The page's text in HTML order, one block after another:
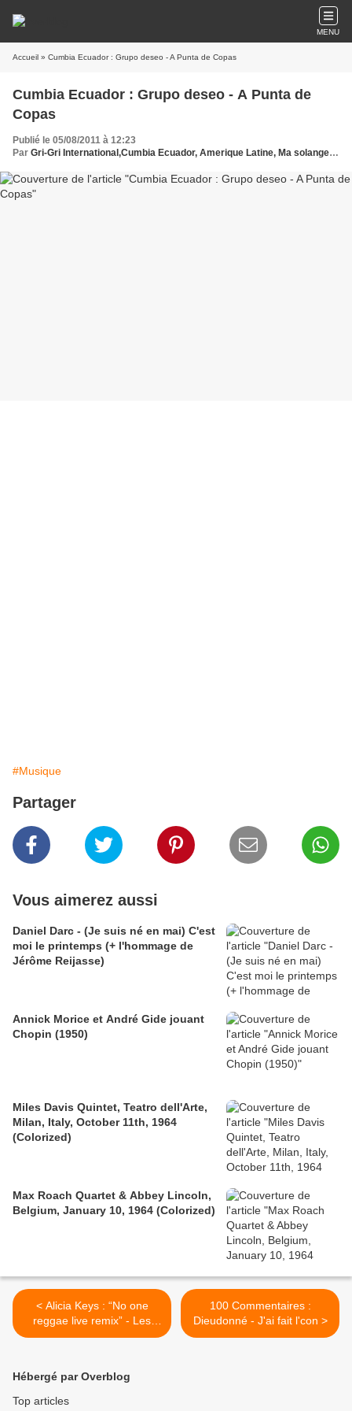
MENU
Accueil » Cumbia Ecuador : Grupo deseo - A Punta de Copas
Cumbia Ecuador : Grupo deseo - A Punta de
Copas
Publié le 05/08/2011 à 12:23
Par Gri-Gri International,Cumbia Ecuador, Amerique Latine, Ma solange Oussou
#Musique
Partager
Vous aimerez aussi
Daniel Darc - (Je suis né en mai) C'est
moi le printemps (+ l'hommage de
Jérôme Reijasse)
Annick Morice et André Gide jouant
Chopin (1950)
Miles Davis Quintet, Teatro dell'Arte,
Milan, Italy, October 11th, 1964
(Colorized)
Max Roach Quartet & Abbey Lincoln,
Belgium, January 10, 1964 (Colorized)
< Alicia Keys : “No one
reggae live remix” - Les
Dames du Reggae, par
100 Commentaires :
Dieudonné - J'ai fait l'con >
Hébergé par Overblog
Top articles